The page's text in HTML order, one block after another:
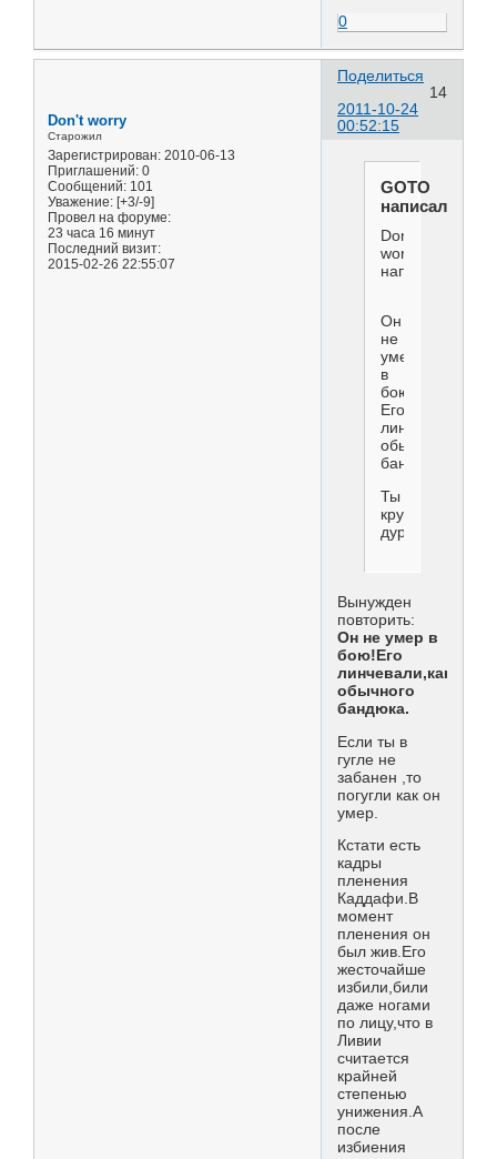
0
Поделиться
14
2011-10-24
00:52:15
Don't worry
Старожил
Зарегистрирован: 2010-06-13
Приглашений: 0
Сообщений: 101
Уважение: [+3/-9]
Провел на форуме:
23 часа 16 минут
Последний визит:
2015-02-26 22:55:07
GOTO
написал(а):
Don't
worry
написал(а):
Он
не
умер
в
бою!
Его
линчевали,как
обычного
бандюка.
Ты
круглый
дурак?
Вынужден
повторить:
Он не умер в
бою!Его
линчевали,как
обычного
бандюка.
Если ты в
гугле не
забанен ,то
погугли как он
умер.
Кстати есть
кадры
пленения
Каддафи.В
момент
пленения он
был жив.Его
жесточайше
избили,били
даже ногами
по лицу,что в
Ливии
считается
крайней
степенью
унижения.А
после
избиения